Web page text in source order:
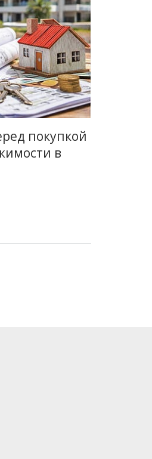
покупкой
в